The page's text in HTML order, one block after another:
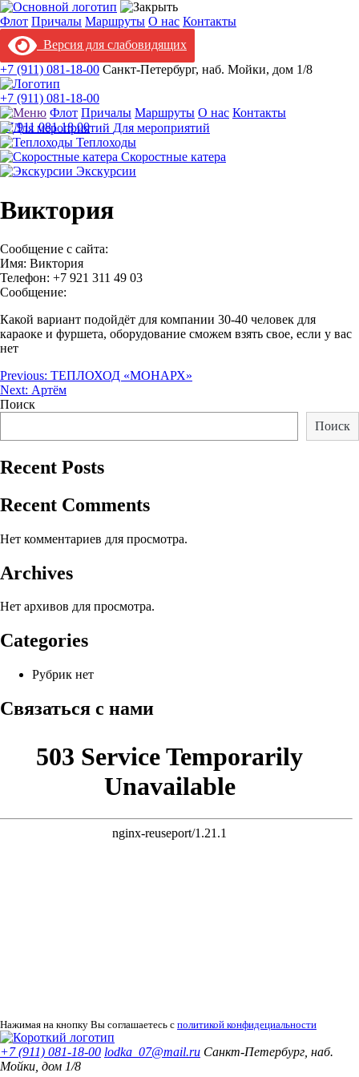
Флот Причалы Маршруты О нас Контакты
Версия для слабовидящих
+7 (911) 081-18-00 Санкт-Петербург, наб. Мойки, дом 1/8
+7 (911) 081-18-00
Флот Причалы Маршруты О нас Контакты
+7 911 081 18 00
Для мероприятий
Теплоходы
Скоростные катера
Экскурсии
Виктория
Сообщение с сайта:
Имя: Виктория
Телефон: +7 921 311 49 03
Сообщение:
Какой вариант подойдёт для компании 30-40 человек для
караоке и фуршета, оборудование сможем взять свое, если у вас
нет
Навигация
по
Previous: ТЕПЛОХОД «МОНАРХ»
Next: Артём
Поиск
Поиск
Recent Posts
Recent Comments
Нет комментариев для просмотра.
Archives
Нет архивов для просмотра.
Categories
Рубрик нет
Связаться с нами
Нажимая на кнопку Вы соглашаетесь с политикой конфидециальности
+7 (911) 081-18-00 lodka_07@mail.ru Санкт-Петербург, наб.
Мойки, дом 1/8